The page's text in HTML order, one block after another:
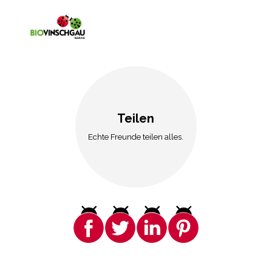
Teilen
Echte Freunde teilen alles.